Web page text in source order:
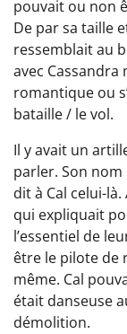
pouvait ou non
De par sa taille
ressemblait au
avec Cassandra
romantique ou
bataille / le vol.
Il y avait un
parler. Son
dit à Cal celui-
qui expliquait
l’essentiel de
être le pilote de
même. Cal
était danseuse
démolition.